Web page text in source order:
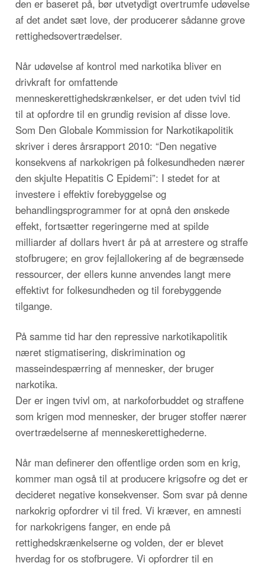
den er baseret på, bør utvetydigt overtrumfe udøvelse
af det andet sæt love, der producerer sådanne grove
rettighedsovertrædelser.
Når udøvelse af kontrol med narkotika bliver en
drivkraft for omfattende
menneskerettighedskrænkelser, er det uden tvivl tid
til at opfordre til en grundig revision af disse love.
Som Den Globale Kommission for Narkotikapolitik
skriver i deres årsrapport 2010: “Den negative
konsekvens af narkokrigen på folkesundheden nærer
den skjulte Hepatitis C Epidemi”: I stedet for at
investere i effektiv forebyggelse og
behandlingsprogrammer for at opnå den ønskede
effekt, fortsætter regeringerne med at spilde
milliarder af dollars hvert år på at arrestere og straffe
stofbrugere; en grov fejlallokering af de begrænsede
ressourcer, der ellers kunne anvendes langt mere
effektivt for folkesundheden og til forebyggende
tilgange.
På samme tid har den repressive narkotikapolitik
næret stigmatisering, diskrimination og
masseindespærring af mennesker, der bruger
narkotika.
Der er ingen tvivl om, at narkoforbuddet og straffene
som krigen mod mennesker, der bruger stoffer nærer
overtrædelserne af menneskerettighederne.
Når man definerer den offentlige orden som en krig,
kommer man også til at producere krigsofre og det er
decideret negative konsekvenser. Som svar på denne
narkokrig opfordrer vi til fred. Vi kræver, en amnesti
for narkokrigens fanger, en ende på
rettighedskrænkelserne og volden, der er blevet
hverdag for os stofbrugere. Vi opfordrer til en